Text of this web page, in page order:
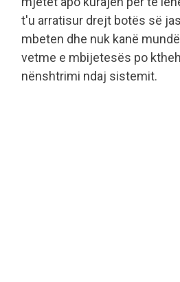
t'u arratisur drejt botës së
mbeten dhe nuk kanë
vetme e mbijetesës po
nënshtrimi ndaj sistemit.